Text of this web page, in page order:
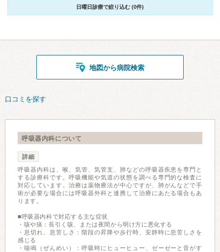
日曜日診療で絞り込む (0件)
地図から病院検索
口コミを探す
呼吸器内科について
詳細
呼吸器内科は、喉、気管、気管支、肺などの呼吸器疾患を専門と
する診療科です。呼吸機能や気道の状態を調べる専門的な検査に
対応しています。治療は薬物療法が中心ですが、肺がんなどで手
術が必要な場合には呼吸器外科と連携して治療にあたる場合もあ
ります。
■呼吸器内科で対応する主な症状
・咳や痰：長引く咳、または夜間から明け方に悪化する
・息切れ、息苦しさ：階段の昇降や歩行時、安静時に息苦しさを
感じる
・喘鳴（ぜんめい）：呼吸時にヒューヒュー、ゼーゼーと音がす